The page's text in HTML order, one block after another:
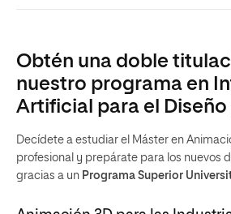
Obtén una doble
nuestro programa en
Artificial para el
Decídete a estudiar el Máster en
profesional y prepárate para los nuevos
gracias a un Programa Superior